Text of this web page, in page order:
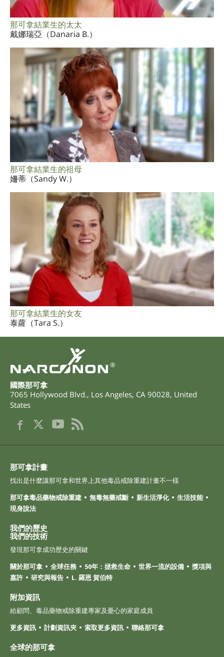
那可拿結業生的太太
戴娜瑞亞（Danaria B.）
那可拿結業生的祖母
姍蒂（Sandy W.）
那可拿結業生的女友
泰蘿（Tara S.）
®
國際那可拿
7065 Hollywood Blvd., Los Angeles, CA 90028, United
States
那可拿計畫
找出是什麼讓那可拿和世界上其他毒品戒除重建計畫不一樣
那可拿毒品藥物戒除重建
無毒無藥戒斷 新生活淨化
生活技能
現身說法
我們的歷史
我們的技術
發現那可拿成功歷史的關鍵
關於那可拿
全球任務 50年：拯救生命 世界一流的設備
獎項與
嘉許
研究與報告 L. 羅恩 賀伯特
附加資訊
給顧問、毒品藥物戒除重建專家及憂心的家庭成員
更多資訊
計劃資訊夾 索取更多資訊 聯絡那可拿
全球的那可拿